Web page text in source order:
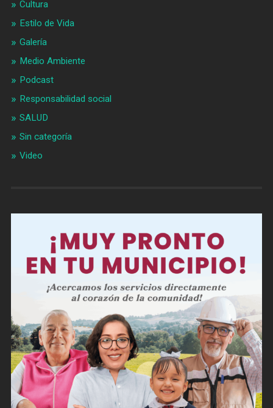
Cultura
Estilo de Vida
Galería
Medio Ambiente
Podcast
Responsabilidad social
SALUD
Sin categoría
Video